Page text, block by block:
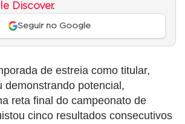
Discover.
Seguir no Google
de estreia como titular,
demonstrando potencial,
reta final do campeonato de
cinco resultados consecutivos